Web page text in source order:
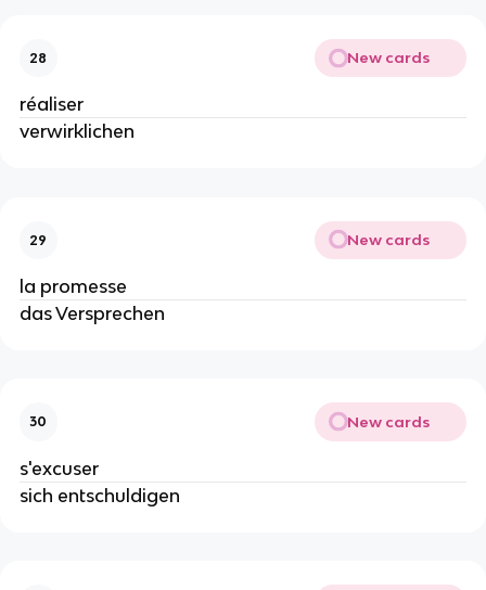
28 New cards
réaliser
verwirklichen
29 New cards
la promesse
das Versprechen
30 New cards
s'excuser
sich entschuldigen